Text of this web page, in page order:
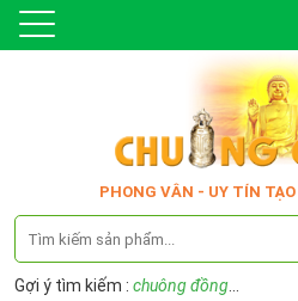
PHONG VÂN - UY TÍN
Gợi ý tìm kiếm : chuông đồng